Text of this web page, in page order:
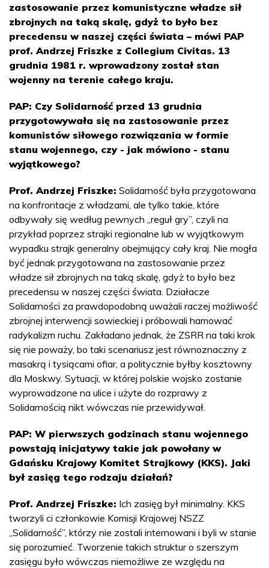
zastosowanie przez komunistyczne władze sił
zbrojnych na taką skalę, gdyż to było bez
precedensu w naszej części świata – mówi PAP
prof. Andrzej Friszke z Collegium Civitas. 13
grudnia 1981 r. wprowadzony został stan
wojenny na terenie całego kraju.
PAP: Czy Solidarność przed 13 grudnia
przygotowywała się na zastosowanie przez
komunistów siłowego rozwiązania w formie
stanu wojennego, czy - jak mówiono - stanu
wyjątkowego?
Prof. Andrzej Friszke: Solidarność była przygotowana
na konfrontacje z władzami, ale tylko takie, które
odbywały się według pewnych „reguł gry”, czyli na
przykład poprzez strajki regionalne lub w wyjątkowym
wypadku strajk generalny obejmujący cały kraj. Nie mogła
być jednak przygotowana na zastosowanie przez
władze sił zbrojnych na taką skalę, gdyż to było bez
precedensu w naszej części świata. Działacze
Solidarności za prawdopodobną uważali raczej możliwość
zbrojnej interwencji sowieckiej i próbowali hamować
radykalizm ruchu. Zakładano jednak, że ZSRR na taki krok
się nie poważy, bo taki scenariusz jest równoznaczny z
masakrą i tysiącami ofiar, a politycznie byłby kosztowny
dla Moskwy. Sytuacji, w której polskie wojsko zostanie
wyprowadzone na ulice i użyte do rozprawy z
Solidarnością nikt wówczas nie przewidywał.
PAP: W pierwszych godzinach stanu wojennego
powstają inicjatywy takie jak powołany w
Gdańsku Krajowy Komitet Strajkowy (KKS). Jaki
był zasięg tego rodzaju działań?
Prof. Andrzej Friszke: Ich zasięg był minimalny. KKS
tworzyli ci członkowie Komisji Krajowej NSZZ
„Solidarność”, którzy nie zostali internowani i byli w stanie
się porozumieć. Tworzenie takich struktur o szerszym
zasięgu było wówczas niemożliwe ze względu na